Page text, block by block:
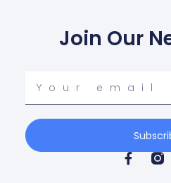
Join Our
email
F
a